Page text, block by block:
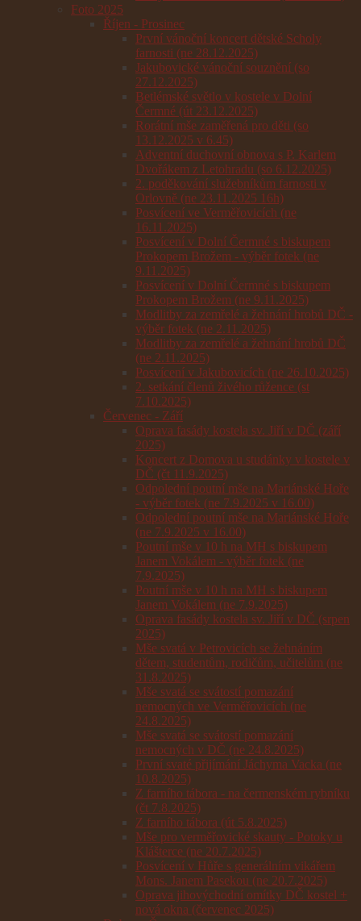
Foto 2025
Říjen - Prosinec
První vánoční koncert dětské Scholy
farnosti (ne 28.12.2025)
Jakubovické vánoční souznění (so
27.12.2025)
Betlémské světlo v kostele v Dolní
Čermné (út 23.12.2025)
Rorátní mše zaměřená pro děti (so
13.12.2025 v 6.45)
Adventní duchovní obnova s P. Karlem
Dvořákem z Letohradu (so 6.12.2025)
2. poděkování služebníkům farnosti v
Orlovně (ne 23.11.2025 16h)
Posvícení ve Verměřovicích (ne
16.11.2025)
Posvícení v Dolní Čermné s biskupem
Prokopem Brožem - výběr fotek (ne
9.11.2025)
Posvícení v Dolní Čermné s biskupem
Prokopem Brožem (ne 9.11.2025)
Modlitby za zemřelé a žehnání hrobů DČ -
výběr fotek (ne 2.11.2025)
Modlitby za zemřelé a žehnání hrobů DČ
(ne 2.11.2025)
Posvícení v Jakubovicích (ne 26.10.2025)
2. setkání členů živého růžence (st
7.10.2025)
Červenec - Září
Oprava fasády kostela sv. Jiří v DČ (září
2025)
Koncert z Domova u studánky v kostele v
DČ (čt 11.9.2025)
Odpolední poutní mše na Mariánské Hoře
- výběr fotek (ne 7.9.2025 v 16.00)
Odpolední poutní mše na Mariánské Hoře
(ne 7.9.2025 v 16.00)
Poutní mše v 10 h na MH s biskupem
Janem Vokálem - výběr fotek (ne
7.9.2025)
Poutní mše v 10 h na MH s biskupem
Janem Vokálem (ne 7.9.2025)
Oprava fasády kostela sv. Jiří v DČ (srpen
2025)
Mše svatá v Petrovicích se žehnáním
dětem, studentům, rodičům, učitelům (ne
31.8.2025)
Mše svatá se svátostí pomazání
nemocných ve Verměřovicích (ne
24.8.2025)
Mše svatá se svátostí pomazání
nemocných v DČ (ne 24.8.2025)
První svaté přijímání Jáchyma Vacka (ne
10.8.2025)
Z farního tábora - na čermenském rybníku
(čt 7.8.2025)
Z farního tábora (út 5.8.2025)
Mše pro verměřovické skauty - Potoky u
Klášterce (ne 20.7.2025)
Posvícení v Hůře s generálním vikářem
Mons. Janem Pasekou (ne 20.7.2025)
Oprava jihovýchodní omítky DČ kostel +
nová okna (červenec 2025)